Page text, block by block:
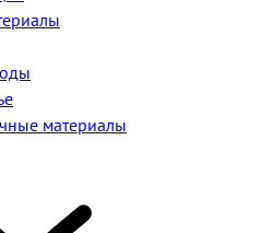
материалы